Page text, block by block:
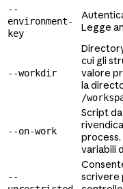
--
environment-
key
Legge
--workdir
cui gli
valore
la
/
--on-work
Script
process.
variabili
--
scrivere